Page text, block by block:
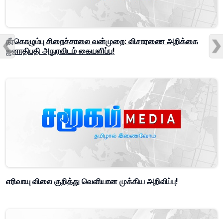
நீர்கொழும்பு சிறைச்சாலை வன்முறை: விசாரணை அறிக்கை
ஜனாதிபதி அநுரவிடம் கையளிப்பு!
எரிவாயு விலை குறித்து வெளியான முக்கிய அறிவிப்பு!